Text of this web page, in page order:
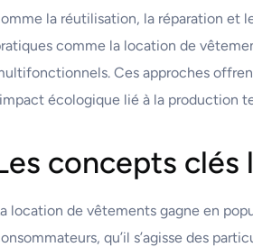
la réutilisation, la réparation et
comme la location de
Ces approches
écologique lié à la production
concepts
location de vêtements gagne en
qu’il s’agisse des